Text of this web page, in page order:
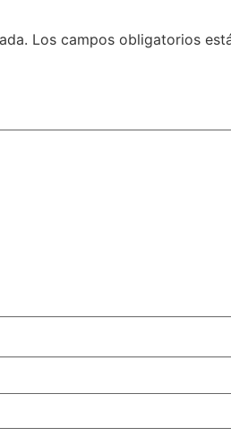
Los campos obligatorios